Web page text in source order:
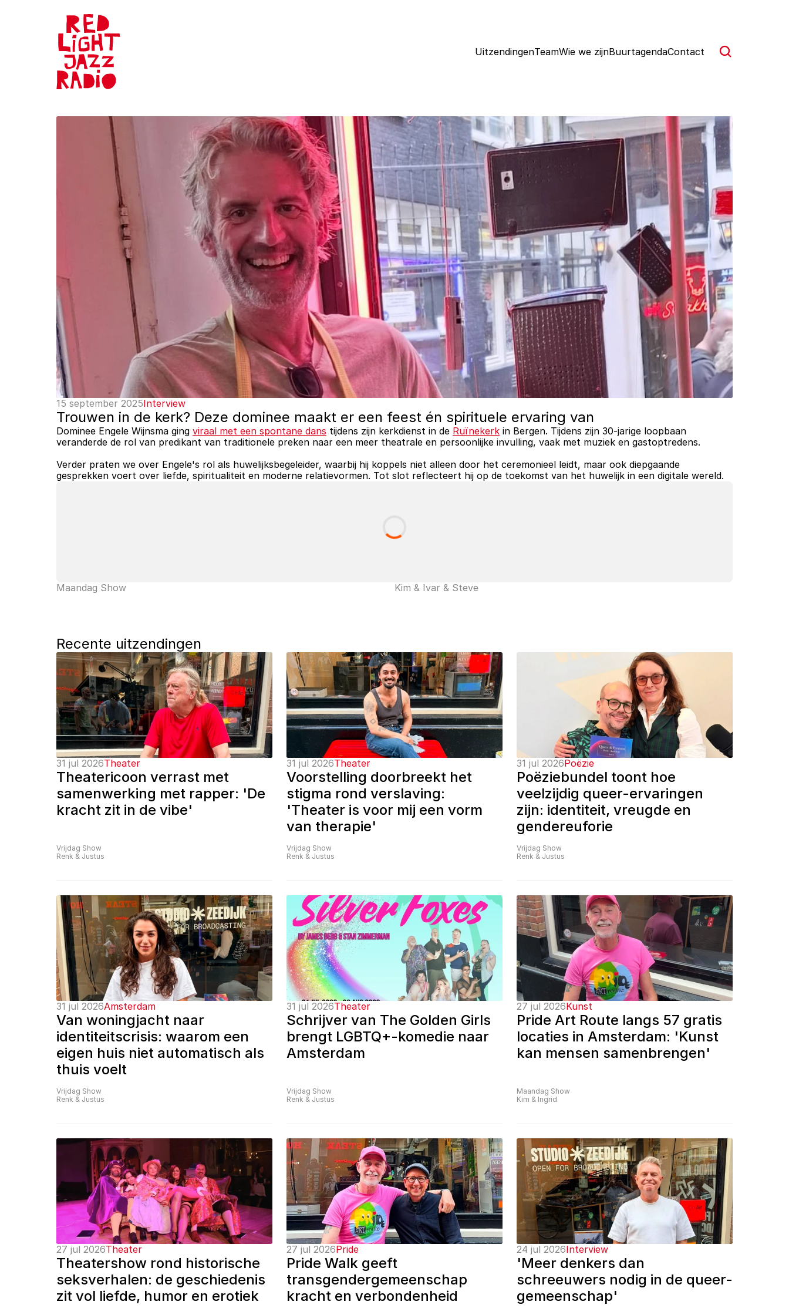
UitzendingenTeamWie we zijnBuurtagendaContact
15 september 2025Interview
Trouwen in de kerk? Deze dominee maakt er een feest én spirituele ervaring van
Dominee Engele Wijnsma ging viraal met een spontane dans tijdens zijn kerkdienst in de Ruïnekerk in Bergen. Tijdens zijn 30-jarige loopbaan
veranderde de rol van predikant van traditionele preken naar een meer theatrale en persoonlijke invulling, vaak met muziek en gastoptredens.
Verder praten we over Engele's rol als huwelijksbegeleider, waarbij hij koppels niet alleen door het ceremonieel leidt, maar ook diepgaande
gesprekken voert over liefde, spiritualiteit en moderne relatievormen. Tot slot reflecteert hij op de toekomst van het huwelijk in een digitale wereld.
Maandag Show Kim & Ivar & Steve
Recente uitzendingen
31 jul 2026Theater
Theatericoon verrast met
samenwerking met rapper: 'De
kracht zit in de vibe'
Vrijdag Show
Renk & Justus
31 jul 2026Theater
Voorstelling doorbreekt het
stigma rond verslaving:
'Theater is voor mij een vorm
van therapie'
Vrijdag Show
Renk & Justus
31 jul 2026Poëzie
Poëziebundel toont hoe
veelzijdig queer-ervaringen
zijn: identiteit, vreugde en
gendereuforie
Vrijdag Show
Renk & Justus
31 jul 2026Amsterdam
Van woningjacht naar
identiteitscrisis: waarom een
eigen huis niet automatisch als
thuis voelt
Vrijdag Show
Renk & Justus
31 jul 2026Theater
Schrijver van The Golden Girls
brengt LGBTQ+-komedie naar
Amsterdam
Vrijdag Show
Renk & Justus
27 jul 2026Kunst
Pride Art Route langs 57 gratis
locaties in Amsterdam: 'Kunst
kan mensen samenbrengen'
Maandag Show
Kim & Ingrid
27 jul 2026Theater
Theatershow rond historische
seksverhalen: de geschiedenis
zit vol liefde, humor en erotiek
27 jul 2026Pride
Pride Walk geeft
transgendergemeenschap
kracht en verbondenheid
24 jul 2026Interview
'Meer denkers dan
schreeuwers nodig in de queer-
gemeenschap'